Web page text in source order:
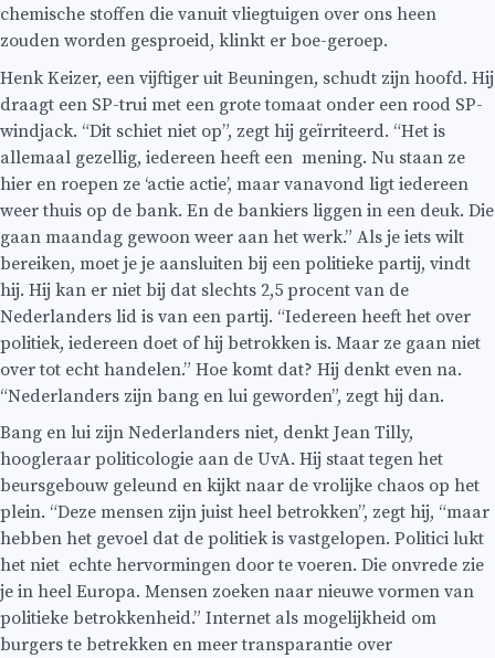
chemische stoffen die vanuit vliegtuigen over ons heen
zouden worden gesproeid, klinkt er boe-geroep.
Henk Keizer, een vijftiger uit Beuningen, schudt zijn hoofd. Hij
draagt een SP-trui met een grote tomaat onder een rood SP-
windjack. “Dit schiet niet op”, zegt hij geïrriteerd. “Het is
allemaal gezellig, iedereen heeft een mening. Nu staan ze
hier en roepen ze ‘actie actie’, maar vanavond ligt iedereen
weer thuis op de bank. En de bankiers liggen in een deuk. Die
gaan maandag gewoon weer aan het werk.” Als je iets wilt
bereiken, moet je je aansluiten bij een politieke partij, vindt
hij. Hij kan er niet bij dat slechts 2,5 procent van de
Nederlanders lid is van een partij. “Iedereen heeft het over
politiek, iedereen doet of hij betrokken is. Maar ze gaan niet
over tot echt handelen.” Hoe komt dat? Hij denkt even na.
“Nederlanders zijn bang en lui geworden”, zegt hij dan.
Bang en lui zijn Nederlanders niet, denkt Jean Tilly,
hoogleraar politicologie aan de UvA. Hij staat tegen het
beursgebouw geleund en kijkt naar de vrolijke chaos op het
plein. “Deze mensen zijn juist heel betrokken”, zegt hij, “maar
hebben het gevoel dat de politiek is vastgelopen. Politici lukt
het niet echte hervormingen door te voeren. Die onvrede zie
je in heel Europa. Mensen zoeken naar nieuwe vormen van
politieke betrokkenheid.” Internet als mogelijkheid om
burgers te betrekken en meer transparantie over